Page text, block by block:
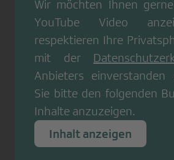
Wir möchten Ihnen
YouTube Video
respektieren Ihre
mit der
Anbieters einverstanden
Sie bitte den folgenden
Inhalte anzuzeigen.
Inhalt anzeigen